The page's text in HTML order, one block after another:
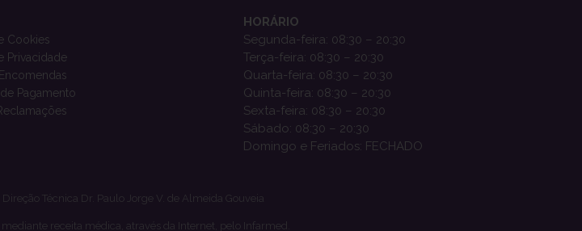
Cookies
Privacidade
Pagamento
HORÁRIO
Segunda-feira: 08:30 – 20:30
Terça-feira: 08:30 – 20:30
Quarta-feira: 08:30 – 20:30
Quinta-feira: 08:30 – 20:30
Sexta-feira: 08:30 – 20:30
Sábado: 08:30 – 20:30
Domingo e Feriados: FECHADO
Técnica Dr. Paulo Jorge V. de Almeida Gouveia
receita médica, através da Internet, pelo Infarmed.